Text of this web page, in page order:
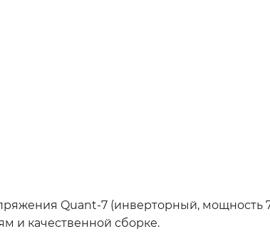
Quant-7 (инверторный,
и качественной сборке.